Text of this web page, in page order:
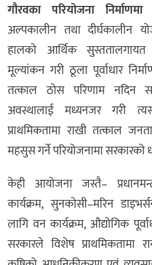
गौरवका परियोजना
अल्पकालीन तथा दीर्घकालीन
हालको आर्थिक सुस्ततालगायत
मूल्यांकन गरी ठूला पूर्वाधार
तत्काल ठोस परिणाम नदिन
अवस्थालाई मध्यनजर गरी
प्राथमिकतामा राखी तत्काल
महसुस गर्ने परियोजनामा सरकारको
केही आयोजना जस्तै–
कार्यक्रम, सुनकोसी–मरिन
लागि वन कार्यक्रम, औद्योगिक
सरकारले विशेष प्राथमिकतामा